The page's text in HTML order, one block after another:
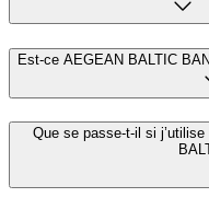
Est-ce AEGEAN BALTIC
Que se passe-t-il si